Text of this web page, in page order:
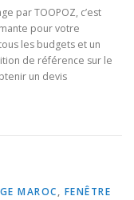
par TOOPOZ, c’est
pour votre
les budgets et un
de référence sur le
un devis
MAROC, FENÊTRE